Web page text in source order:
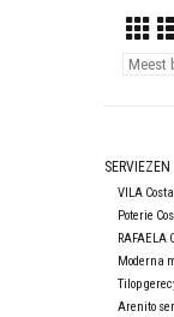
SERVIEZEN
VILA
Poterie
RAFAELA
Moderna
Tilop
Arenito